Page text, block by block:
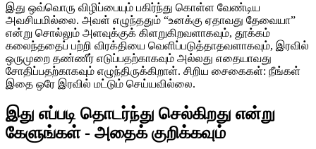
இது ஒவ்வொரு விழிப்பையும் பகிர்ந்து கொள்ள வேண்டிய
அவசியமில்லை. அவள் எழுந்ததும் “உனக்கு ஏதாவது தேவையா”
என்று சொல்லும் அளவுக்குக் கிளறுகிறவளாகவும், தூக்கம்
கலைந்ததைப் பற்றி விரக்தியை வெளிப்படுத்தாதவளாகவும், இரவில்
ஒருமுறை தண்ணீர் எடுப்பதற்காகவும் அல்லது எதையாவது
சோதிப்பதற்காகவும் எழுந்திருக்கிறாள். சிறிய சைகைகள்: நீங்கள்
இதை ஒரே இரவில் மட்டும் செய்யவில்லை.
இது எப்படி தொடர்ந்து செல்கிறது என்று
கேளுங்கள் - அதைக் குறிக்கவும்